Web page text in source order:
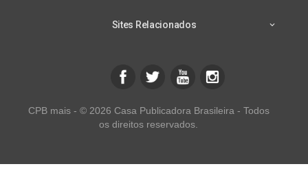
Sites Relacionados
CPB mais - © 2026 Casa Publicadora Brasileira - Todos
os direitos reservados.